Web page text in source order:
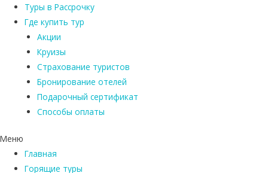
Туры в Рассрочку
Где купить тур
Акции
Круизы
Страхование туристов
Бронирование отелей
Подарочный сертификат
Способы оплаты
Меню
Главная
Горящие туры